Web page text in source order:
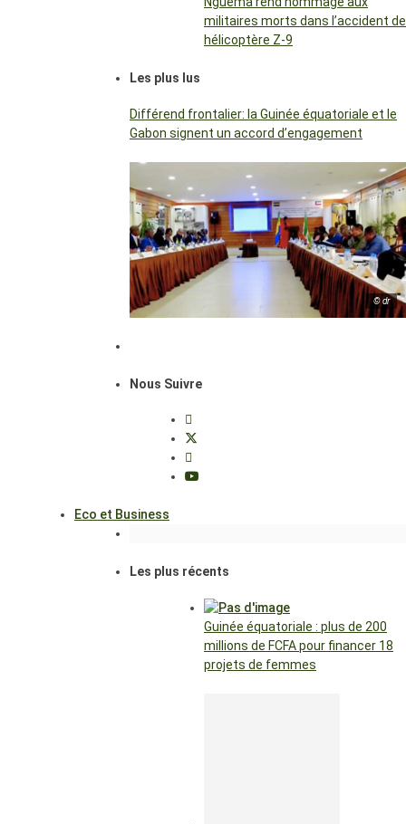
militaires morts dans l’accident de
hélicoptère Z-9
Les plus lus
Différend frontalier: la Guinée équatoriale et le
Gabon signent un accord d’engagement
© dr
Nous Suivre
Eco et Business
Les plus récents
Guinée équatoriale : plus de 200
millions de FCFA pour financer 18
projets de femmes